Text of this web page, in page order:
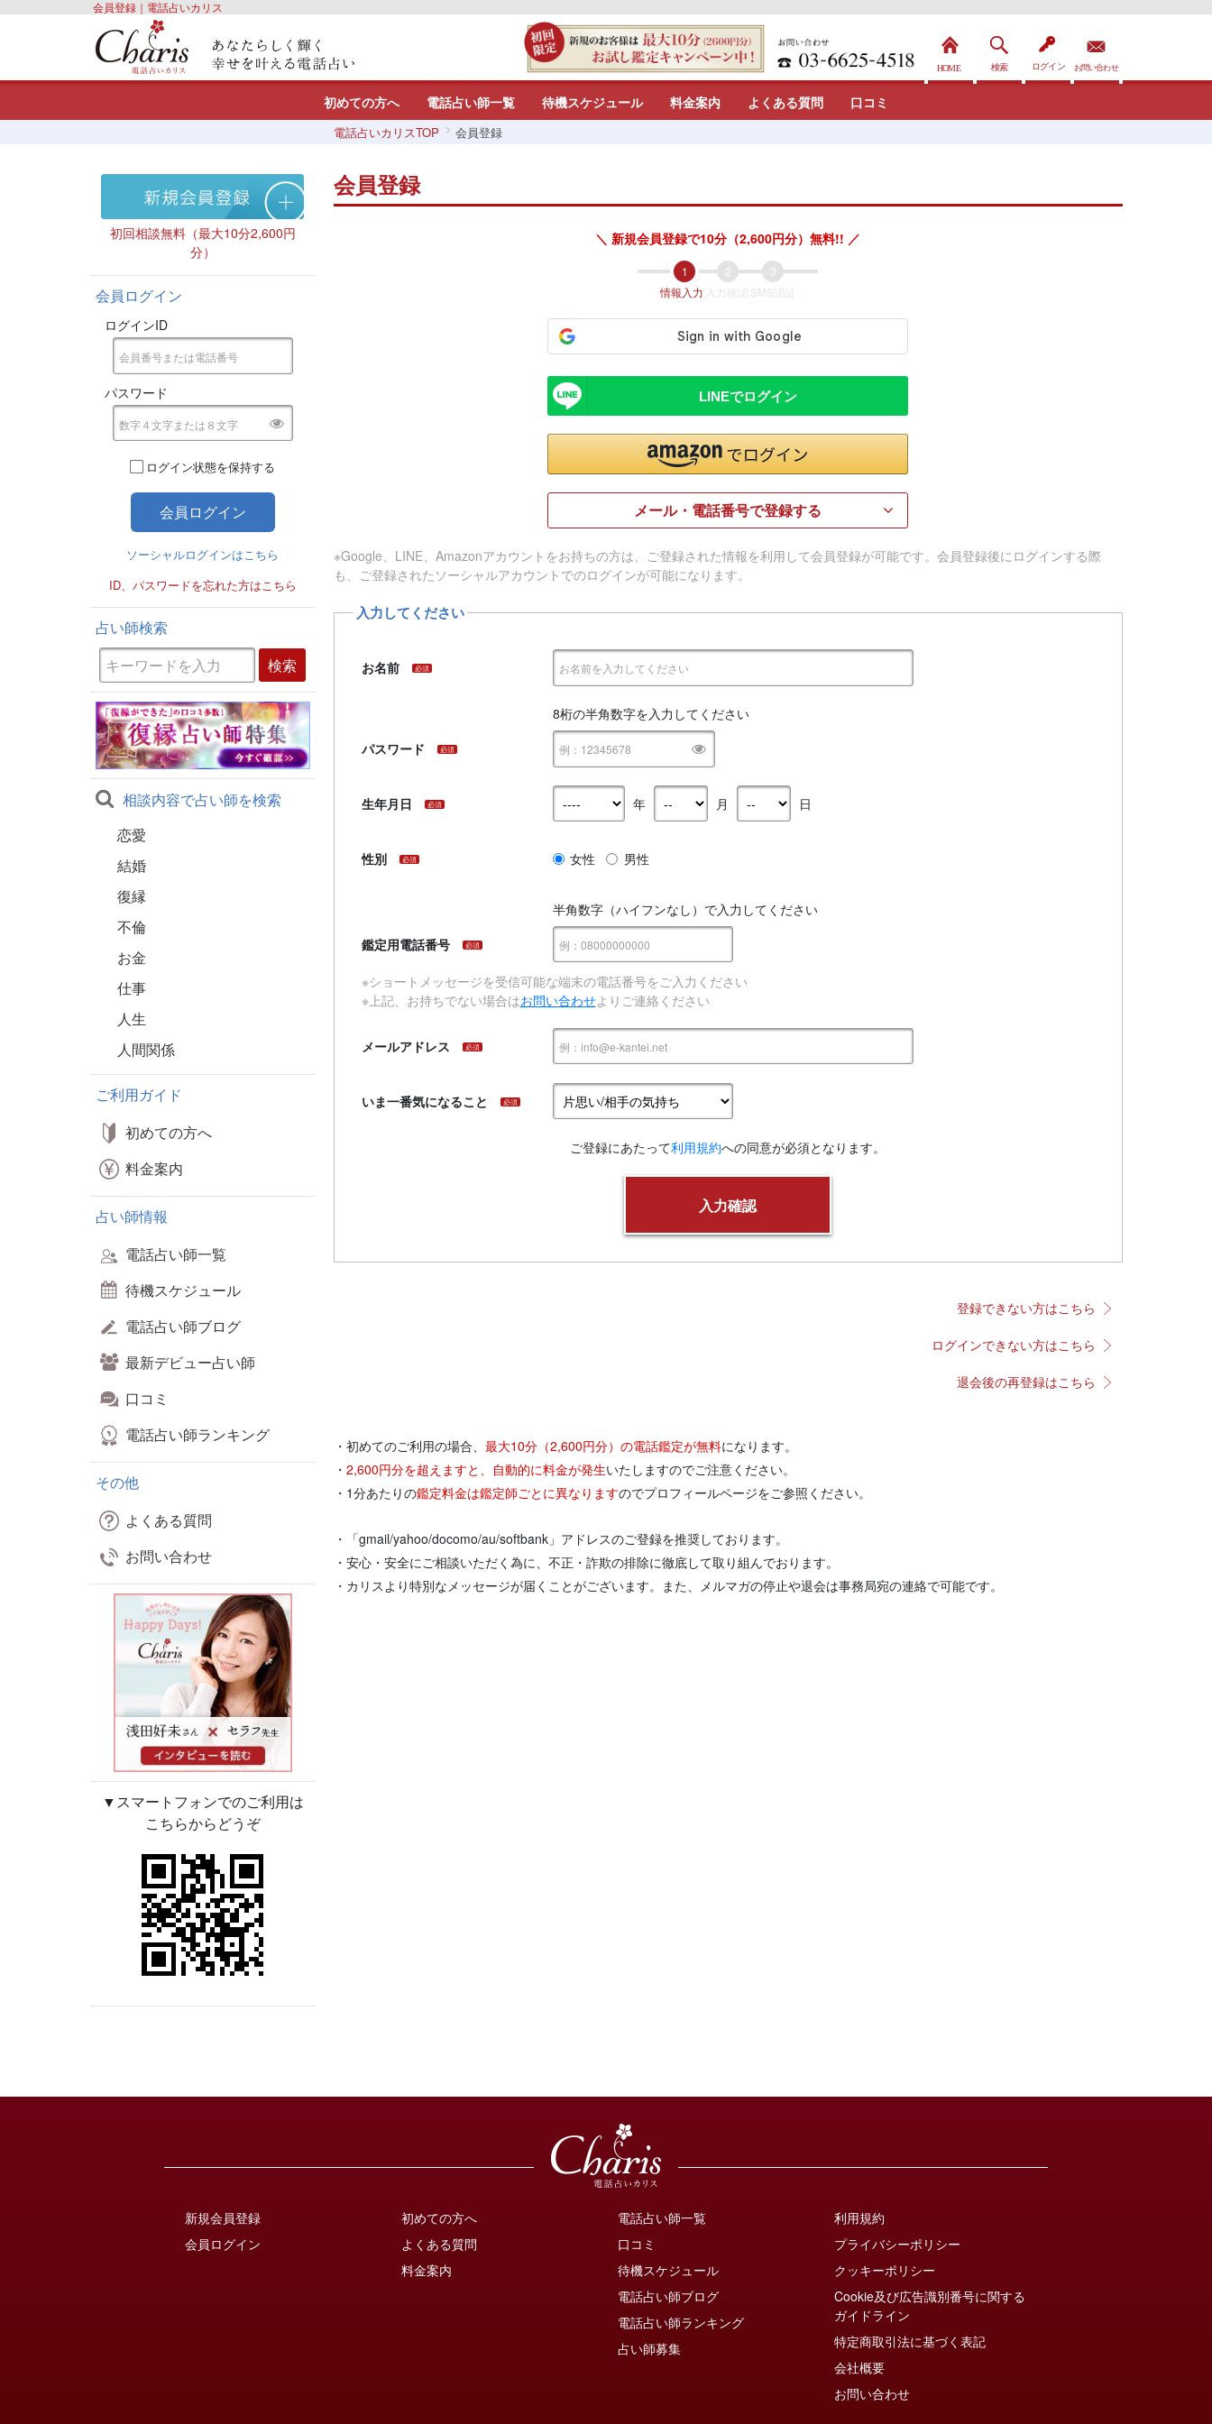
会員登録｜電話占いカリス
初めての方へ 電話占い師一覧 待機スケジュール 料金案内 よくある質問 口コミ
電話占いカリスTOP 会員登録
初回相談無料（最大10分2,600円
分）
会員ログイン
ログインID
パスワード
ログイン状態を保持する
ソーシャルログインはこちら
ID、パスワードを忘れた方はこちら
占い師検索
相談内容で占い師を検索
恋愛
結婚
復縁
不倫
お金
仕事
人生
人間関係
ご利用ガイド
初めての方へ
料金案内
占い師情報
電話占い師一覧
待機スケジュール
電話占い師ブログ
最新デビュー占い師
口コミ
電話占い師ランキング
その他
よくある質問
お問い合わせ
▼スマートフォンでのご利用は
こちらからどうぞ
会員登録
＼ 新規会員登録で10分（2,600円分）無料!! ／
情報入力 入力確認 SMS認証
LINEでログイン
メール・電話番号で登録する
※Google、LINE、Amazonアカウントをお持ちの方は、ご登録された情報を利用して会員登録が可能です。会員登録後にログインする際
も、ご登録されたソーシャルアカウントでのログインが可能になります。
入力してください
お名前 必須
パスワード 必須
8桁の半角数字を入力してください
生年月日 必須 年 月 日
性別 必須 女性 男性
鑑定用電話番号 必須
半角数字（ハイフンなし）で入力してください
※ショートメッセージを受信可能な端末の電話番号をご入力ください
※上記、お持ちでない場合はお問い合わせよりご連絡ください
メールアドレス 必須
いま一番気になること 必須
ご登録にあたって利用規約への同意が必須となります。
登録できない方はこちら
ログインできない方はこちら
退会後の再登録はこちら
・初めてのご利用の場合、 最大10分（2,600円分）の電話鑑定が無料になります。
・ 2,600円分を超えますと、自動的に料金が発生いたしますのでご注意ください。
・1分あたりの鑑定料金は鑑定師ごとに異なりますのでプロフィールページをご参照ください。
・「gmail/yahoo/docomo/au/softbank」アドレスのご登録を推奨しております。
・安心・安全にご相談いただく為に、不正・詐欺の排除に徹底して取り組んでおります。
・カリスより特別なメッセージが届くことがございます。また、メルマガの停止や退会は事務局宛の連絡で可能です。
新規会員登録
会員ログイン
初めての方へ
よくある質問
料金案内
電話占い師一覧
口コミ
待機スケジュール
電話占い師ブログ
電話占い師ランキング
占い師募集
利用規約
プライバシーポリシー
クッキーポリシー
Cookie及び広告識別番号に関する
ガイドライン
特定商取引法に基づく表記
会社概要
お問い合わせ